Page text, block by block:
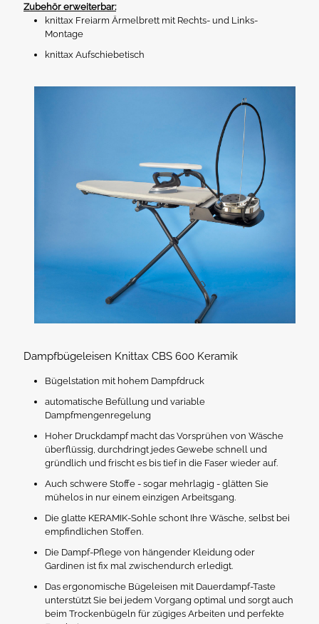
Zubehör erweiterbar:
knittax Freiarm Ärmelbrett mit Rechts- und Links-
Montage
knittax Aufschiebetisch
Dampfbügeleisen Knittax CBS 600 Keramik
Bügelstation mit hohem Dampfdruck
automatische Befüllung und variable
Dampfmengenregelung
Hoher Druckdampf macht das Vorsprühen von Wäsche
überflüssig, durchdringt jedes Gewebe schnell und
gründlich und frischt es bis tief in die Faser wieder auf.
Auch schwere Stoffe - sogar mehrlagig - glätten Sie
mühelos in nur einem einzigen Arbeitsgang.
Die glatte KERAMIK-Sohle schont Ihre Wäsche, selbst bei
empfindlichen Stoffen.
Die Dampf-Pflege von hängender Kleidung oder
Gardinen ist fix mal zwischendurch erledigt.
Das ergonomische Bügeleisen mit Dauerdampf-Taste
unterstützt Sie bei jedem Vorgang optimal und sorgt auch
beim Trockenbügeln für zügiges Arbeiten und perfekte